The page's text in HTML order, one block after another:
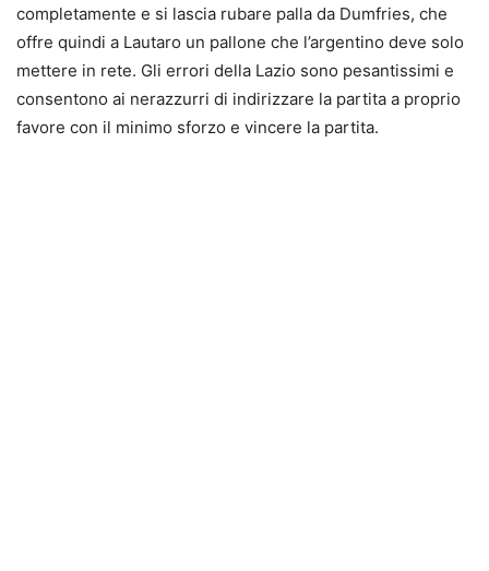
completamente e si lascia rubare palla da Dumfries, che
offre quindi a Lautaro un pallone che l’argentino deve solo
mettere in rete. Gli errori della Lazio sono pesantissimi e
consentono ai nerazzurri di indirizzare la partita a proprio
favore con il minimo sforzo e vincere la partita.